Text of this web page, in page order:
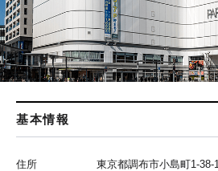
基本情報
住所 東京都調布市小島町1-38-1